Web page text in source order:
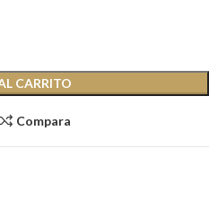
CARRITO
Compara